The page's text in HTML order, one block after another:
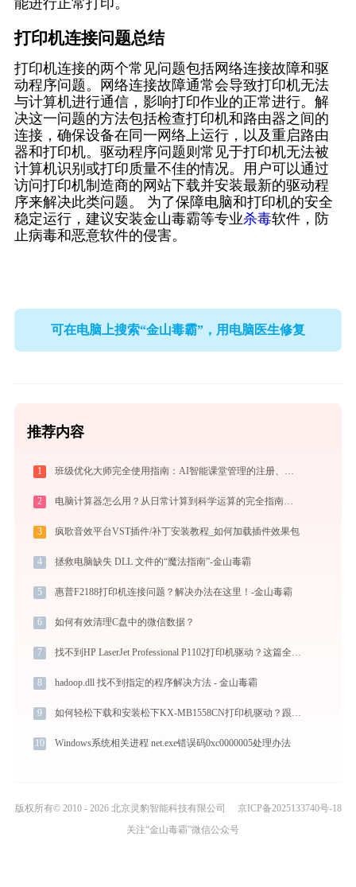
能进行正常打印。
打印机连接问题总结
打印机连接的两个常见问题包括网络连接故障和驱
动程序问题。网络连接故障通常会导致打印机无法
与计算机进行通信，影响打印作业的正常进行。解
决这一问题的方法包括检查打印机和路由器之间的
连接，确保设备在同一网络上运行，以及重启路由
器和打印机。驱动程序问题则常见于打印机无法被
计算机识别或打印质量不佳的情况。用户可以通过
访问打印机制造商的网站下载并安装最新的驱动程
序来解决此类问题。 为了保障电脑和打印机的安全
稳定运行，建议安装金山毒霸等专业杀毒软件，防
止病毒和恶意软件的侵害。
可在电脑上搜索“金山毒霸”，用电脑医生修复
推荐内容
1 班级优化大师完全使用指南：AI智能课堂管理的注册、实操与效率提升全攻略（2026最新）
2 电脑计算器怎么用？从日常计算到科学运算的完全指南（附隐藏功能）
3 疯歌音效平台VST插件/补丁安装教程_如何加载插件效果包
4 拯救电脑缺失 DLL 文件的“魔法指南”-金山毒霸
5 惠普F2188打印机连接问题？解决办法在这里！-金山毒霸
6 如何有效清理C盘中的微信数据？
7 找不到HP LaserJet Professional P1102打印机驱动？这篇全面下载安装指南帮到你
8 hadoop.dll 找不到指定的程序解决方法 - 金山毒霸
9 如何轻松下载和安装松下KX-MB1558CN打印机驱动？跟着这篇指南走
10 Windows系统相关进程 net.exe错误码0xc0000005处理办法
版权所有© 2010 - 2026 北京灵豹智能科技有限公司
京ICP备2025133740号-18
关注“金山毒霸”微信公众号